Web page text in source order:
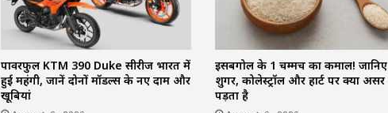
CM विष्णुदेव साय ने शुरू किया ‘मेरी बेटी–मेरा
अभिमान’ अभियान : हर गांव में बनेगा मुक्तिधाम,
स्कूलों में बालिकाओं के लिए शौचालय; 6,855
करोड़ से बदलेगी तस्वीर
सरगुजा से रामलला-बाबा विश्वनाथ के दर्शन को
निकले 850 श्रद्धालु: भारत गौरव ट्रेन को हरी
पावरफुल KTM 390 Duke सीरीज भारत में
हुई महंगी, जानें दोनों मॉडल्स के नए दाम और
खूबियां
इसबगोल के 1 चम्मच का कमाल! जानिए
शुगर, कोलेस्ट्रॉल और हार्ट पर क्या असर
पड़ता है